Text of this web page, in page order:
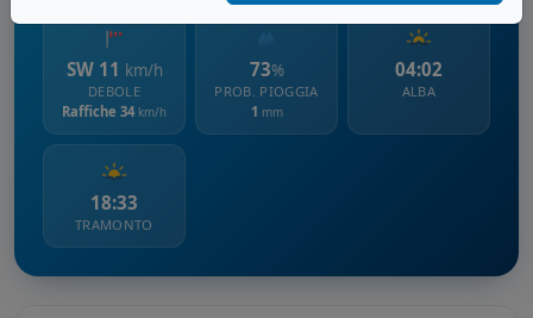
SW 11 km/h
DEBOLE
Raffiche 34 km/h
73%
PROB. PIOGGIA
1 mm
04:02
ALBA
18:33
TRAMONTO